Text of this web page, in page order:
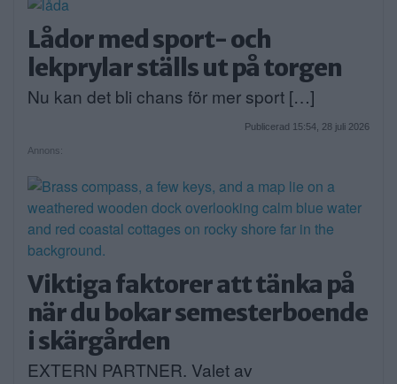
Lådor med sport- och
lekprylar ställs ut på torgen
Nu kan det bli chans för mer sport […]
Publicerad 15:54, 28 juli 2026
Annons:
Viktiga faktorer att tänka på
när du bokar semesterboende
i skärgården
EXTERN PARTNER. Valet av